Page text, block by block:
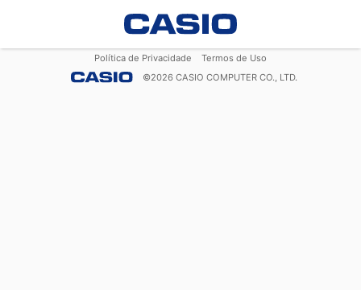
Política de Privacidade
Termos de Uso
©2026 CASIO COMPUTER CO., LTD.